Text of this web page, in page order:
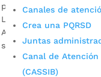
Canales de
Crea una PQRSD
Juntas
Canal de
(CASSIB)
por Darlin Ramírez Leiva
Las 40 familias
Ambientales (PSA),
según corresponda.